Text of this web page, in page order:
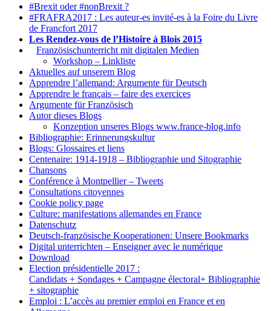
#Brexit oder #nonBrexit ?
#FRAFRA2017 : Les auteur-es invité-es à la Foire du Livre
de Francfort 2017
Les Rendez-vous de l’Histoire à Blois 2015
Französischunterricht mit digitalen Medien
Workshop – Linkliste
Aktuelles auf unserem Blog
Apprendre l’allemand: Argumente für Deutsch
Apprendre le français – faire des exercices
Argumente für Französisch
Autor dieses Blogs
Konzeption unseres Blogs www.france-blog.info
Bibliographie: Erinnerungskultur
Blogs: Glossaires et liens
Centenaire: 1914-1918 – Bibliographie und Sitographie
Chansons
Conférence à Montpellier – Tweets
Consultations citoyennes
Cookie policy page
Culture: manifestations allemandes en France
Datenschutz
Deutsch-französische Kooperationen: Unsere Bookmarks
Digital unterrichten – Enseigner avec le numérique
Download
Election présidentielle 2017 :
Candidats + Sondages + Campagne électoral+ Bibliographie
+ sitographie
Emploi : L’accès au premier emploi en France et en